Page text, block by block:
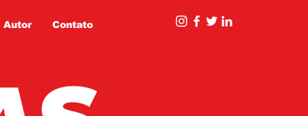
Autor Contato